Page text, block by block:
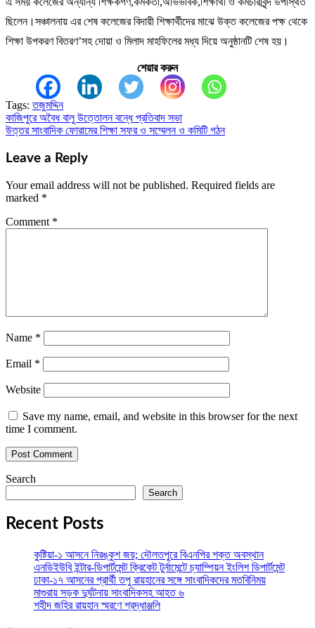
ছিলেন।সঞ্চালনায় এর শেষ কলেজের বিদায়ী শিক্ষার্থীদের মাঝে উক্ত কলেজের পক্ষ থেকে
শিক্ষা উপকরণ বিতরণ’সহ দোয়া ও মিলাদ মাহফিলের মধ্য দিয়ে অনুষ্ঠানটি শেষ হয়।
শেয়ার করুন
Tags: তজুমদ্দিন
Post
navigation
কাজিপুরে অবৈধ বালু উত্তোলন বন্ধে প্রতিবাদ সভা
উত্তর সাংবাদিক ফোরামের শিক্ষা সফর ও সম্মেলন ও কমিটি গঠন
Leave a Reply
Your email address will not be published. Required fields are
marked *
Comment *
Name *
Email *
Website
Save my name, email, and website in this browser for the next
time I comment.
Search
Search
Recent Posts
কুষ্টিয়া-১ আসনে নিরঙ্কুশ জয়; দৌলতপুরে বিএনপির শক্ত অবস্থান
এনডিইউবি ইন্টার-ডিপার্টমেন্ট ক্রিকেট টুর্নামেন্টে চ্যাম্পিয়ন ইংলিশ ডিপার্টমেন্ট
ঢাকা-১৭ আসনের প্রার্থী তপু রায়হানের সঙ্গে সাংবাদিকদের মতবিনিময়
মাগুরায় সড়ক দুর্ঘটনায় সাংবাদিকসহ আহত ৬
শহীদ জহির রায়হান স্মরণে শ্রদ্ধাঞ্জলি